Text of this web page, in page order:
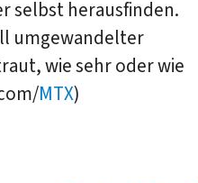
selbst herausfinden.
umgewandelter
wie sehr oder wie
MTX)